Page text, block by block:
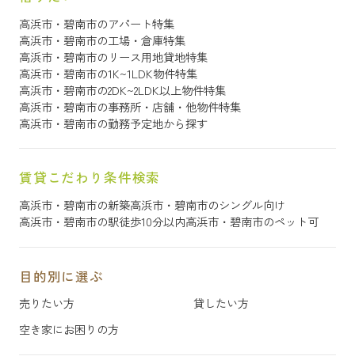
高浜市・碧南市のアパート特集
高浜市・碧南市の工場・倉庫特集
高浜市・碧南市のリース用地貸地特集
高浜市・碧南市の1K~1LDK物件特集
高浜市・碧南市の2DK~2LDK以上物件特集
高浜市・碧南市の事務所・店舗・他物件特集
高浜市・碧南市の勤務予定地から探す
賃貸こだわり条件検索
高浜市・碧南市の新築高浜市・碧南市のシングル向け
高浜市・碧南市の駅徒歩10分以内高浜市・碧南市のペット可
目的別に選ぶ
売りたい方
貸したい方
空き家にお困りの方